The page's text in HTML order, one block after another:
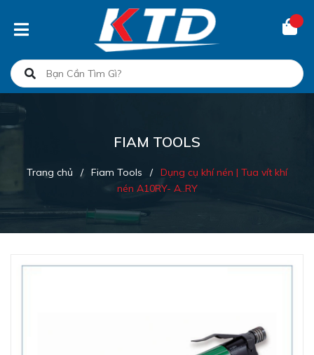
FIAM TOOLS
Trang chủ / Fiam Tools / Dụng cụ khí nén | Tua vít khí
nén A10RY- A..RY